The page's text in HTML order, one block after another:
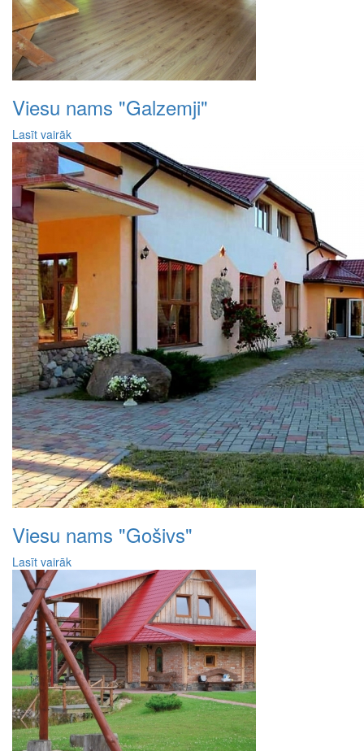
Viesu nams "Galzemji"
Lasīt vairāk
Viesu nams "Gošivs"
Lasīt vairāk